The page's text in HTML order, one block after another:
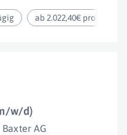
ab 2.022,40€ pro Monat
w/d)
AG